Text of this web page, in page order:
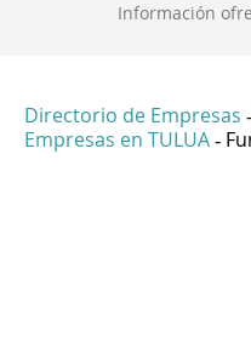
Información
Directorio de Empresas -
Empresas en TULUA -